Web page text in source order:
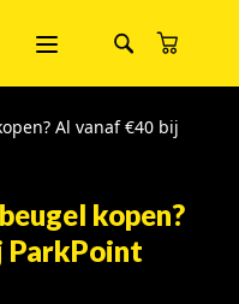
Al vanaf €40 bij
kopen?
ParkPoint